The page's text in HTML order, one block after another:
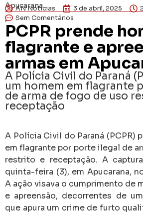
Apucarana
AN Notícias 3 de abril, 2025
Sem Comentários
PCPR prende
flagrante e
armas em
A Polícia Civil do Paraná
um homem em flagrante
de arma de fogo de uso
receptação
A Polícia Civil do Paraná (PCPR)
em flagrante por porte ilegal de
restrito e receptação. A
quinta-feira (3), em Apucarana,
A ação visava o cumprimento de
e apreensão, decorrentes de
que apura um crime de furto